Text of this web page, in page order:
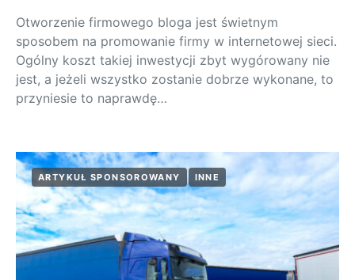
Otworzenie firmowego bloga jest świetnym
sposobem na promowanie firmy w internetowej sieci.
Ogólny koszt takiej inwestycji zbyt wygórowany nie
jest, a jeżeli wszystko zostanie dobrze wykonane, to
przyniesie to naprawdę…
ARTYKUŁ SPONSOROWANY INNE